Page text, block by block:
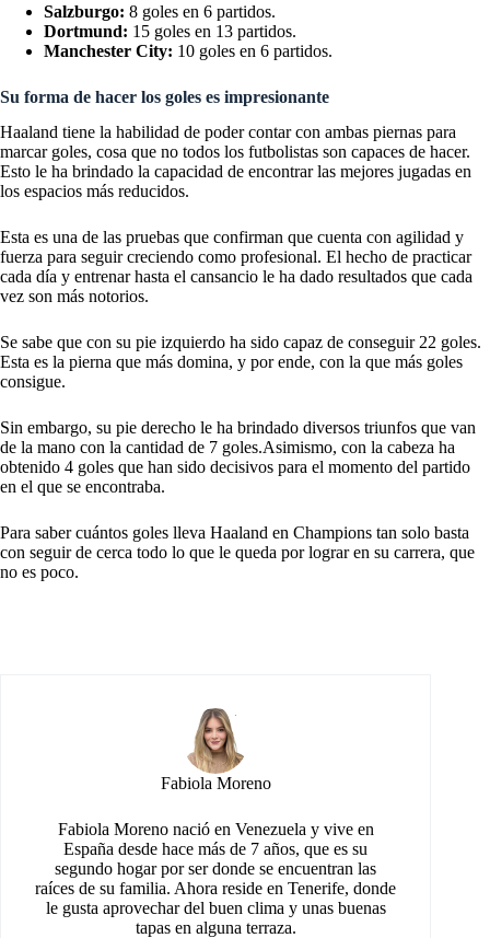
Salzburgo: 8 goles en 6 partidos.
Dortmund: 15 goles en 13 partidos.
Manchester City: 10 goles en 6 partidos.
Su forma de hacer los goles es impresionante
Haaland tiene la habilidad de poder contar con ambas piernas para
marcar goles, cosa que no todos los futbolistas son capaces de hacer.
Esto le ha brindado la capacidad de encontrar las mejores jugadas en
los espacios más reducidos.
Esta es una de las pruebas que confirman que cuenta con agilidad y
fuerza para seguir creciendo como profesional. El hecho de practicar
cada día y entrenar hasta el cansancio le ha dado resultados que cada
vez son más notorios.
Se sabe que con su pie izquierdo ha sido capaz de conseguir 22 goles.
Esta es la pierna que más domina, y por ende, con la que más goles
consigue.
Sin embargo, su pie derecho le ha brindado diversos triunfos que van
de la mano con la cantidad de 7 goles.Asimismo, con la cabeza ha
obtenido 4 goles que han sido decisivos para el momento del partido
en el que se encontraba.
Para saber cuántos goles lleva Haaland en Champions tan solo basta
con seguir de cerca todo lo que le queda por lograr en su carrera, que
no es poco.
Fabiola Moreno
Fabiola Moreno nació en Venezuela y vive en
España desde hace más de 7 años, que es su
segundo hogar por ser donde se encuentran las
raíces de su familia. Ahora reside en Tenerife, donde
le gusta aprovechar del buen clima y unas buenas
tapas en alguna terraza.